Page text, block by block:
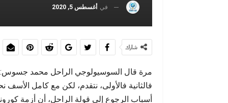
في أغسطس 5, 2020
شارك
مرة قال السوسيولوجي الراحل محمد
فالثانية فالأولى، نتقدم، لكن مع كامل الأسف
أسباب الرجوع إلى قولة الراحل، أن أزمة